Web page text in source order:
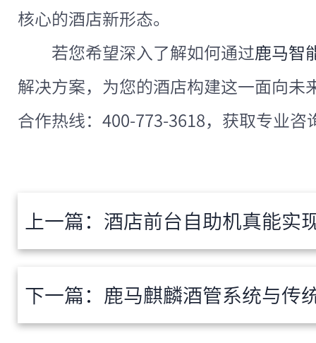
核心的酒店新形态。
若您希望深入了解如何通过鹿马智
解决方案，为您的酒店构建这一面向未
合作热线：400-773-3618，获取专业咨
上一篇： 酒店前台自助机真能实现“10秒入
下一篇： 鹿马麒麟酒管系统与传统PMS有什么